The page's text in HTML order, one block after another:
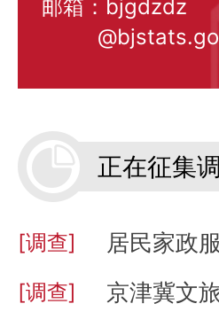
邮箱：bjgdzdz
正在征集
居民家政
[调查]
京津冀文
[调查]